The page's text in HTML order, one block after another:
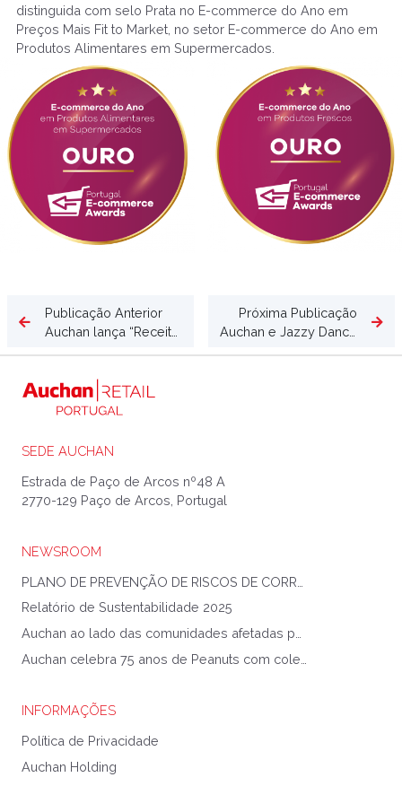
distinguida com selo Prata no E-commerce do Ano em
Preços Mais Fit to Market, no setor E-commerce do Ano em
Produtos Alimentares em Supermercados.
Publicação Anterior
Próxima Publicação
SEDE AUCHAN
Estrada de Paço de Arcos nº48 A
2770-129 Paço de Arcos, Portugal
NEWSROOM
Relatório de Sustentabilidade 2025
INFORMAÇÕES
Política de Privacidade
Auchan Holding